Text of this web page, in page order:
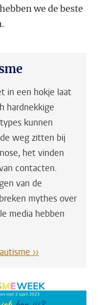
we de beste
in een hokje laat
hardnekkige
kunnen
weg zitten bij
het vinden
contacten.
van de
mythes over
media hebben
››